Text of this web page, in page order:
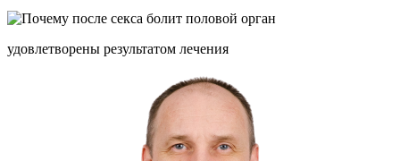
удовлетворены результатом лечения